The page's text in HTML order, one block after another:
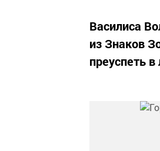
Василиса
из Знаков
преуспеть